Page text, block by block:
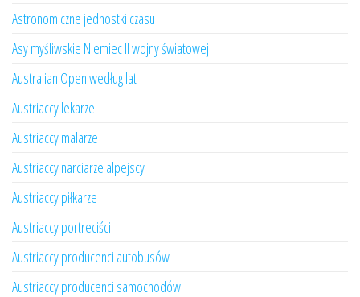
Astronomiczne jednostki czasu
Asy myśliwskie Niemiec II wojny światowej
Australian Open według lat
Austriaccy lekarze
Austriaccy malarze
Austriaccy narciarze alpejscy
Austriaccy piłkarze
Austriaccy portreciści
Austriaccy producenci autobusów
Austriaccy producenci samochodów